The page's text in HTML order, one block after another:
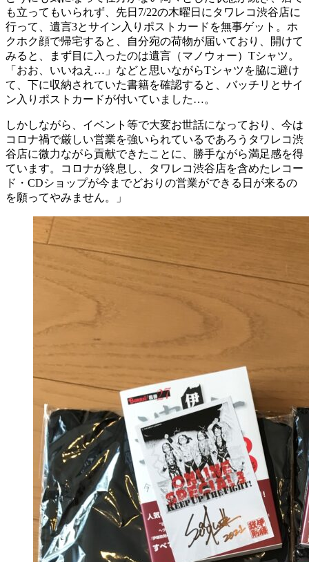
も立ってもいられず、先日7/22の木曜日にタワレコ渋谷店に
行って、遺言3とサイン入りポストカードを無事ゲット。ホ
クホク顔で帰宅すると、自分宛の荷物が届いており、開けて
みると、まず目に入ったのは遺言（マノウォー）Tシャツ。
「おお、いいねえ…」などと思いながらTシャツを脇に避け
て、下に収納されていた書籍を確認すると、バッチリとサイ
ン入りポストカードが付いていました…。
しかしながら、イベント等で大変お世話になっており、今は
コロナ禍で厳しい営業を強いられているであろうタワレコ渋
谷店に微力ながら貢献できたことに、勝手ながら満足感を得
ています。コロナが終息し、タワレコ渋谷店を含めたレコー
ド・CDショップが今までどおりの営業ができる日が来るの
を願ってやみません。」